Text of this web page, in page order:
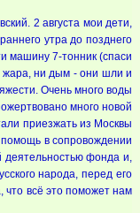
2 августа мои дети,
утра до позднего
машину 7-тонник (спаси
жара, ни дым - они шли и
Очень много воды
много новой
приезжать из Москвы
помощь в сопровождении
деятельностью фонда и,
народа, перед его
что всё это поможет нам